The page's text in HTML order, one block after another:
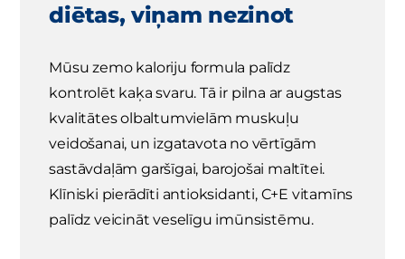
diētas, viņam nezinot
Mūsu zemo kaloriju formula palīdz
kontrolēt kaķa svaru. Tā ir pilna ar augstas
kvalitātes olbaltumvielām muskuļu
veidošanai, un izgatavota no vērtīgām
sastāvdaļām garšīgai, barojošai maltītei.
Klīniski pierādīti antioksidanti, C+E vitamīns
palīdz veicināt veselīgu imūnsistēmu.